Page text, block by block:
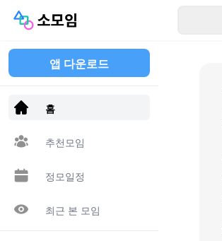
앱 다운로드
홈
추천모임
정모일정
최근 본 모임